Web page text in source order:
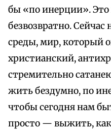
бы «по инерции».
безвозвратно. Сейчас
среды, мир, который
христианский,
стремительно
жить бездумно, по
чтобы сегодня нам
просто — выжить,